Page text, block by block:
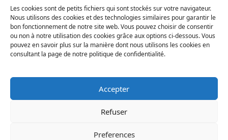
Les cookies sont de petits fichiers qui sont stockés sur votre navigateur.
Nous utilisons des cookies et des technologies similaires pour garantir le
bon fonctionnement de notre site web. Vous pouvez choisir de consentir
ou non à notre utilisation des cookies grâce aux options ci-dessous. Vous
pouvez en savoir plus sur la manière dont nous utilisons les cookies en
consultant la page de notre politique de confidentialité.
Accepter
Refuser
Preferences
Inscrivez-vous
à notre newsletter
Pourquoi dois-je adhérer si je suis
un stage ?
Catégorie: Adhésions et dons
Le Bégonia d’Or est une association. Ainsi, une partie
de nos revenus provient des cotisations.